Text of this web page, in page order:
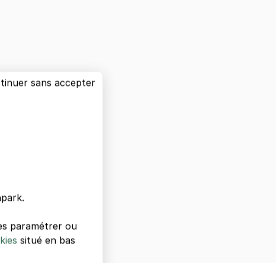
sans accepter
paramétrer ou
situé en bas